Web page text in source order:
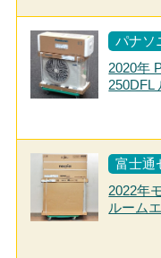
パナソ
2020年
250DFL
富士通
2022年
ルーム